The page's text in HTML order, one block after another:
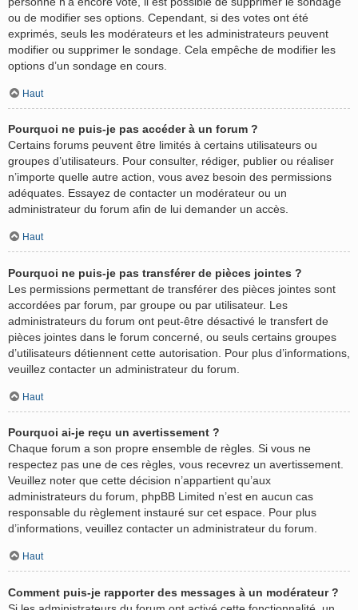
ou de modifier ses options. Cependant, si des votes ont été
exprimés, seuls les modérateurs et les administrateurs peuvent
modifier ou supprimer le sondage. Cela empêche de modifier les
options d’un sondage en cours.
Haut
Pourquoi ne puis-je pas accéder à un forum ?
Certains forums peuvent être limités à certains utilisateurs ou
groupes d’utilisateurs. Pour consulter, rédiger, publier ou réaliser
n’importe quelle autre action, vous avez besoin des permissions
adéquates. Essayez de contacter un modérateur ou un
administrateur du forum afin de lui demander un accès.
Haut
Pourquoi ne puis-je pas transférer de pièces jointes ?
Les permissions permettant de transférer des pièces jointes sont
accordées par forum, par groupe ou par utilisateur. Les
administrateurs du forum ont peut-être désactivé le transfert de
pièces jointes dans le forum concerné, ou seuls certains groupes
d’utilisateurs détiennent cette autorisation. Pour plus d’informations,
veuillez contacter un administrateur du forum.
Haut
Pourquoi ai-je reçu un avertissement ?
Chaque forum a son propre ensemble de règles. Si vous ne
respectez pas une de ces règles, vous recevrez un avertissement.
Veuillez noter que cette décision n’appartient qu’aux
administrateurs du forum, phpBB Limited n’est en aucun cas
responsable du règlement instauré sur cet espace. Pour plus
d’informations, veuillez contacter un administrateur du forum.
Haut
Comment puis-je rapporter des messages à un modérateur ?